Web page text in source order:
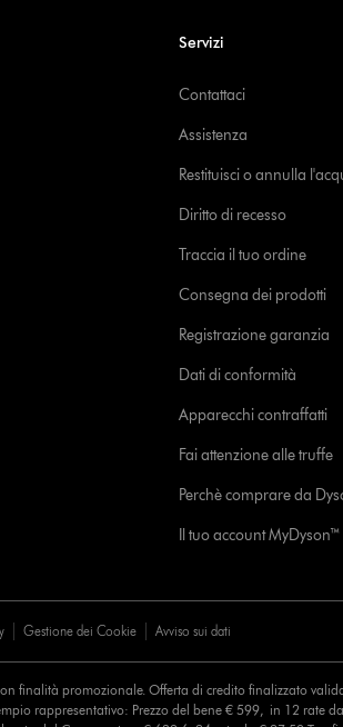
Servizi
Contattaci
Assistenza
Restituisci o annulla
Diritto di recesso
Traccia il tuo ordine
Consegna dei prodotti
Registrazione garanzia
Dati di conformità
Apparecchi contraffatti
Fai attenzione alle truffe
Perchè comprare da
Il tuo account MyDyson™
Gestione dei Cookie Avviso sui dati
finalità promozionale. Offerta di credito finalizzato
rappresentativo: Prezzo del bene € 599, in 12 rate